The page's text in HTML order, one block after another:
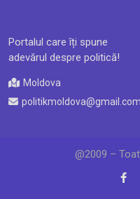
Portalul care îți spune
adevărul despre politică!
Moldova
politikmoldova@gmail.com
@2009 –